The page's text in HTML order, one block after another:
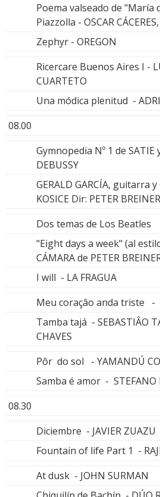
Poema valseado de "María
Piazzolla - OSCAR
Zephyr - OREGON
Ricercare Buenos Aires I -
CUARTETO
Una módica plenitud -
08.00
Gymnopedia Nº 1 de SATIE
DEBUSSY
GERALD GARCÍA, guitarra y
KOSICE Dir: PETER BREINER
Dos temas de Los Beatles
"Eight days a week" (al
CÁMARA de PETER
I will - LA FRAGUA
Meu coraçâo anda triste -
Tamba tajá - SEBASTIÂO
CHAVES
Pôr do sol - YAMANDÚ
Samba é amor - STEFANO
08.30
Diciembre - JAVIER ZUAZU
Fountain of life Part 1 -
At dusk - JOHN SURMAN